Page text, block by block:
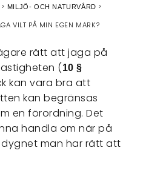
MILJÖ- OCH NATURVÅRD
VILT PÅ MIN EGEN MARK?
rätt att jaga på
(10 §
kan vara bra att
kan begränsas
en förordning. Det
handla om när på
man har rätt att